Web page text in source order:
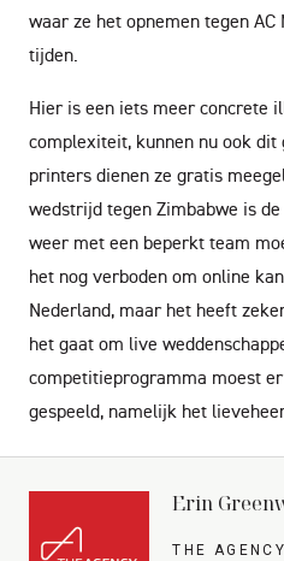
waar ze het opnemen tegen
tijden.
Hier is een iets meer concrete
complexiteit, kunnen nu ook
printers dienen ze gratis
wedstrijd tegen Zimbabwe is
weer met een beperkt team
het nog verboden om online
Nederland, maar het heeft
het gaat om live
competitieprogramma moest
gespeeld, namelijk het
Erin
THE